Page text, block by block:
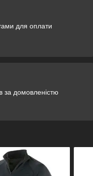
для оплати
за домовленістю